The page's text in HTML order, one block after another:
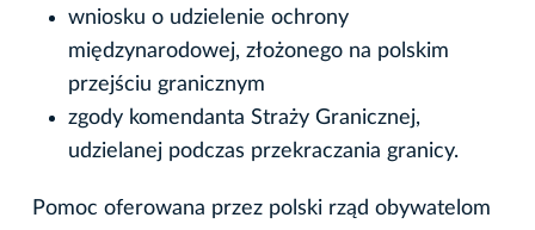
wniosku o udzielenie ochrony
międzynarodowej, złożonego na polskim
przejściu granicznym
zgody komendanta Straży Granicznej,
udzielanej podczas przekraczania granicy.
Pomoc oferowana przez polski rząd obywatelom